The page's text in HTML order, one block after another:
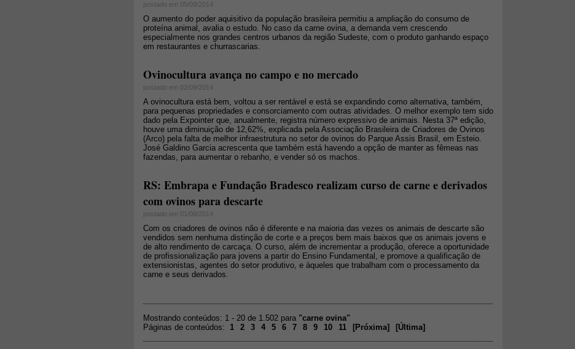
postado em 05/09/2014
O aumento do poder aquisitivo da população brasileira permitiu a ampliação do consumo de
proteína animal, avalia o estudo. No caso da carne ovina, a demanda vem crescendo
especialmente nos grandes centros urbanos da região Sudeste, com o produto ganhando espaço
em restaurantes e churrascarias.
Ovinocultura avança no campo e no mercado
postado em 02/09/2014
A ovinocultura está bem, voltou a ser rentável e está se expandindo como alternativa, também,
para pequenas propriedades e consorciamento com outras atividades. O melhor exemplo tem sido
dado pela Expointer que, anualmente, registra número expressivo de animais. Nesta 37ª edição,
houve uma diminuição de 12,62%, explicada pela Associação Brasileira de Criadores de Ovinos
(Arco) pela falta de melhor infraestrutura no setor de ovinos do Parque Assis Brasil, em Esteio.
José Galdino Garcia acrescenta que também está havendo a opção de manter as fêmeas nas
fazendas, para aumentar o rebanho, e vender só os machos.
RS: Embrapa e Fundação Bradesco realizam curso de carne e derivados
com ovinos para descarte
postado em 01/08/2014
Com os criadores de ovinos não é diferente e na maioria das vezes os animais de descarte são
vendidos sem nenhuma distinção de corte e a preços bem mais baixos que os animais jovens e
de alto rendimento de carcaça. O curso, além de incrementar a produção, oferece a oportunidade
de profissionalização para jovens a partir do Ensino Fundamental, e promove a qualificação de
extensionistas, agentes do setor produtivo, e àqueles que trabalham com o processamento da
carne e seus derivados.
Mostrando conteúdos: 1 - 20 de 1.502 para "carne ovina"
Páginas de conteúdos:
1 2 3 4 5 6 7 8 9 10 11 [Próxima] [Última]